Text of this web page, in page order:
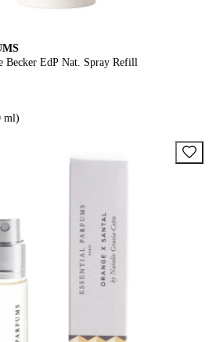
Becker EdP Nat. Spray Refill
ml)